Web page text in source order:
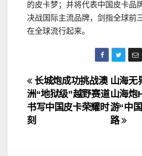
的皮卡梦；并将代表中国皮卡品
决战国际主流品牌，剑指全球前
在全球流行起来。
文
章
导
山海无
山海炮
游“中
路
长城炮成功挑战澳
洲“地狱级”越野赛道
书写中国皮卡荣耀时
刻